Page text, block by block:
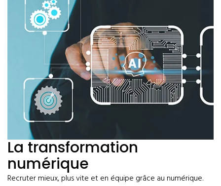
La transformation
numérique
Recruter mieux, plus vite et en équipe grâce au numérique.